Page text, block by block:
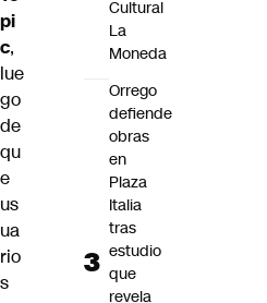
pi
c,
lue
go
de
qu
e
us
ua
rio
s
Cultural
La
Moneda
Orrego
defiende
obras
en
Plaza
Italia
tras
estudio
que
revela